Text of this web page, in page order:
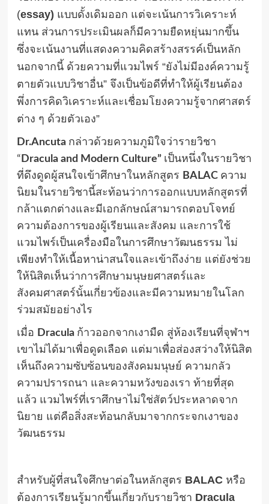
(essay) แบบดั้งเดิมออก แต่จะเน้นการวิเคราะห์
แทน ส่วนการประเมินผลก็มีความยืดหยุ่นมากขึ้น
ซึ่งจะเน้นงานที่แสดงความคิดสร้างสรรค์เป็นหลัก
นอกจากนี้ ด้วยความที่แวมไพร์ “ยังไม่มีองค์ความรู้
ตายตัวแบบวิชาอื่น” จึงเป็นข้อดีที่ทำให้ผู้เรียนต้อง
พึ่งการคิดวิเคราะห์และเชื่อมโยงความรู้จากศาสตร์
ต่าง ๆ ด้วยตัวเอง”
Dr.Ancuta กล่าวด้วยความภูมิใจว่ารายวิชา
“ Dracula and Modern Culture” เป็นหนึ่งในรายวิชา
ที่ดึงดูดผู้สนใจเข้าศึกษาในหลักสูตร BALAC ความ
นิยมในรายวิชานี้สะท้อนว่าการออกแบบหลักสูตรที่
กล้าแตกต่างและมีเอกลักษณ์สามารถตอบโจทย์
ความต้องการของผู้เรียนและสังคม และการใช้
แวมไพร์เป็นเครื่องมือในการศึกษาวัฒนธรรม ไม่
เพียงทำให้เนื้อหาน่าสนใจและเข้าถึงง่าย แต่ยังช่วย
ให้นิสิตเห็นว่าการศึกษามนุษยศาสตร์และ
สังคมศาสตร์นั้นเกี่ยวข้องและมีความหมายในโลก
ร่วมสมัยอย่างไร
เมื่อ Dracula ก้าวออกจากเงามืด สู่ห้องเรียนที่จุฬาฯ
เขาไม่ได้มาเพื่อดูดเลือด แต่มาเพื่อส่องสว่างให้นิสิต
เห็นถึงความซับซ้อนของสังคมมนุษย์ ความกลัว
ความปรารถนา และความหวังของเรา ท้ายที่สุด
แล้ว แวมไพร์ที่เราศึกษาไม่ใช่สัตว์ประหลาดจาก
นิยาย แต่คือสิ่งสะท้อนกลับมาจากกระจกเงาของ
วัฒนธรรม
สำหรับผู้ที่สนใจศึกษาต่อในหลักสูตร BALAC หรือ
ต้องการเรียนรู้มากขึ้นเกี่ยวกับรายวิชา Dracula